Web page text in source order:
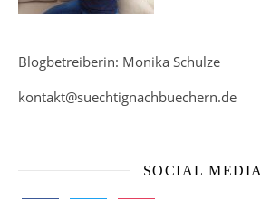
Blogbetreiberin: Monika Schulze
kontakt@suechtignachbuechern.de
SOCIAL MEDIA